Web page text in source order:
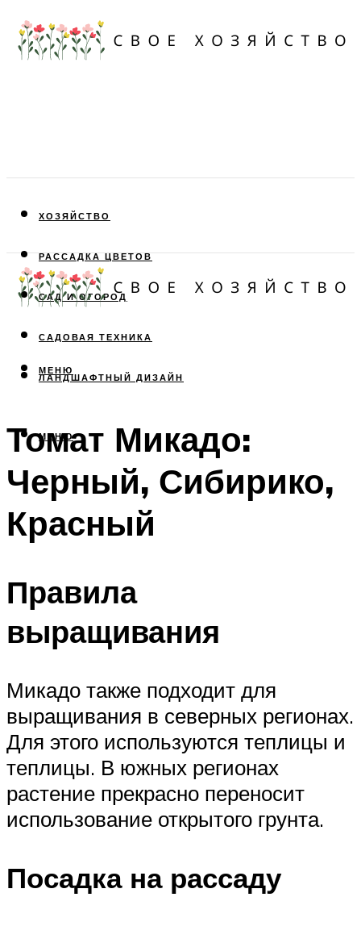
ХОЗЯЙСТВО
РАССАДКА ЦВЕТОВ
САД И ОГОРОД
САДОВАЯ ТЕХНИКА
ЛАНДШАФТНЫЙ ДИЗАЙН
МЕНЮ
МЕНЮ
Томат Микадо:
Черный, Сибирико,
Красный
Правила
выращивания
Микадо также подходит для
выращивания в северных регионах.
Для этого используются теплицы и
теплицы. В южных регионах
растение прекрасно переносит
использование открытого грунта.
Посадка на рассаду